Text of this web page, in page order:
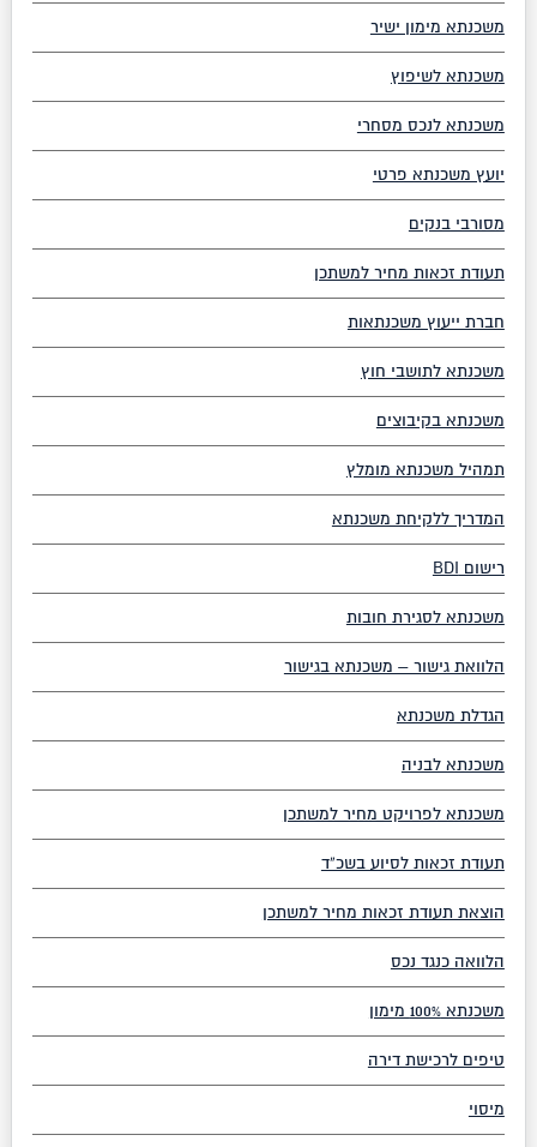
משכנתא מימון ישיר
משכנתא לשיפוץ
משכנתא לנכס מסחרי
יועץ משכנתא פרטי
מסורבי בנקים
תעודת זכאות מחיר למשתכן
חברת ייעוץ משכנתאות
משכנתא לתושבי חוץ
משכנתא בקיבוצים
תמהיל משכנתא מומלץ
המדריך ללקיחת משכנתא
רישום BDI
משכנתא לסגירת חובות
הלוואת גישור – משכנתא בגישור
הגדלת משכנתא
משכנתא לבניה
משכנתא לפרויקט מחיר למשתכן
תעודת זכאות לסיוע בשכ”ד
הוצאת תעודת זכאות מחיר למשתכן
הלוואה כנגד נכס
משכנתא 100% מימון
טיפים לרכישת דירה
מיסוי